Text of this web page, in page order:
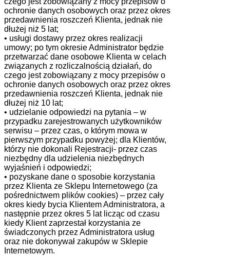
ochronie danych osobowych oraz przez okres
przedawnienia roszczeń Klienta, jednak nie
dłużej niż 5 lat;
• usługi dostawy przez okres realizacji
umowy; po tym okresie Administrator będzie
przetwarzać dane osobowe Klienta w celach
związanych z rozliczalnością działań, do
czego jest zobowiązany z mocy przepisów o
ochronie danych osobowych oraz przez okres
przedawnienia roszczeń Klienta, jednak nie
dłużej niż 10 lat;
• udzielanie odpowiedzi na pytania – w
przypadku zarejestrowanych użytkowników
serwisu – przez czas, o którym mowa w
pierwszym przypadku powyżej; dla Klientów,
którzy nie dokonali Rejestracji- przez czas
niezbędny dla udzielenia niezbędnych
wyjaśnień i odpowiedzi;
• pozyskane dane o sposobie korzystania
przez Klienta ze Sklepu Internetowego (za
pośrednictwem plików cookies) – przez cały
okres kiedy bycia Klientem Administratora, a
następnie przez okres 5 lat licząc od czasu
kiedy Klient zaprzestał korzystania ze
świadczonych przez Administratora usług
oraz nie dokonywał zakupów w Sklepie
Internetowym.